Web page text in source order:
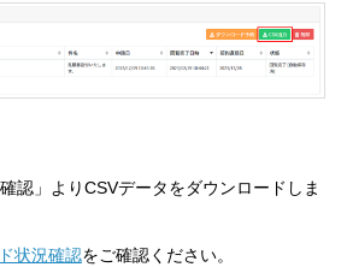
認」よりCSVデータをダウンロードしま
状況確認をご確認ください。